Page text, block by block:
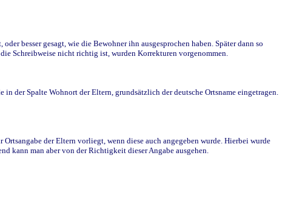
besser gesagt, wie die Bewohner ihn ausgesprochen haben. Später dann so
Schreibweise nicht richtig ist, wurden Korrekturen vorgenommen.
der Spalte Wohnort der Eltern, grundsätzlich der deutsche Ortsname eingetragen.
der Eltern vorliegt, wenn diese auch angegeben wurde. Hierbei wurde
kann man aber von der Richtigkeit dieser Angabe ausgehen.